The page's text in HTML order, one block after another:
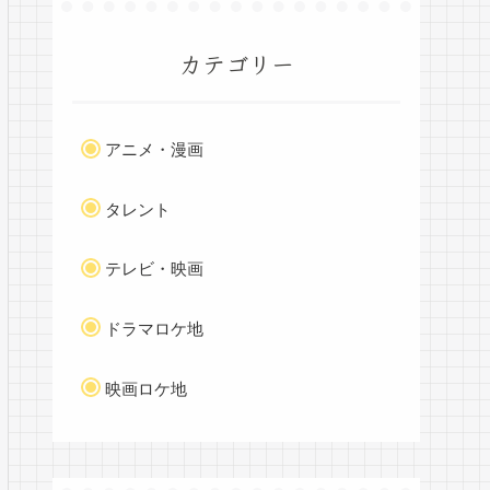
カテゴリー
アニメ・漫画
タレント
テレビ・映画
ドラマロケ地
映画ロケ地